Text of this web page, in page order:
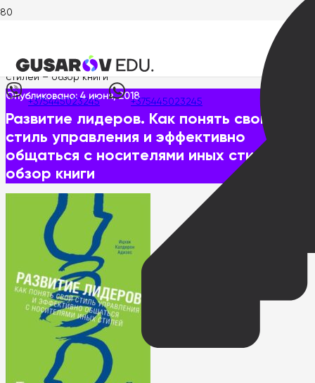
+375445023245 +375445023245
Развитие лидеров. Как понять свой
стиль управления и эффективно общаться с носителями иных
стилей – обзор книги
Опубликовано:4 июня, 2018
Развитие лидеров. Как понять свой
стиль управления и эффективно
общаться с носителями иных стилей –
обзор книги